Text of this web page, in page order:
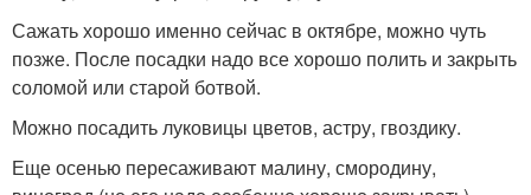
Сажать хорошо именно сейчас в октябре, можно чуть
позже. После посадки надо все хорошо полить и закрыть
соломой или старой ботвой.
Можно посадить луковицы цветов, астру, гвоздику.
Еще осенью пересаживают малину, смородину,